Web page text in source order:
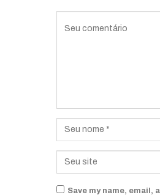
Save my name,